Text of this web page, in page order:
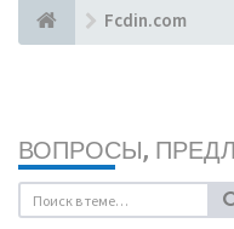
Fcdin.com
ВОПРОСЫ,